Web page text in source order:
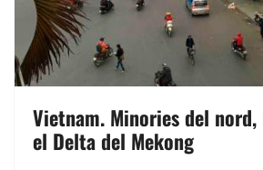
Vietnam. Minories del nord,
el Delta del Mekong